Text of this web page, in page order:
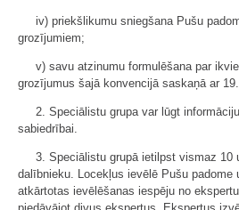
iv) priekšlikumu sniegšana Pušu
grozījumiem;
v) savu atzinumu formulēšana par
grozījumus šajā konvencijā saskaņā ar
2. Speciālistu grupa var lūgt
sabiedrībai.
3. Speciālistu grupā ietilpst vismaz 10
dalībnieku. Locekļus ievēlē Pušu padome
atkārtotas ievēlēšanas iespēju no